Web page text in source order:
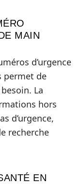
MAIN
d’urgence
permet de
La
hors
d’urgence,
recherche
EN